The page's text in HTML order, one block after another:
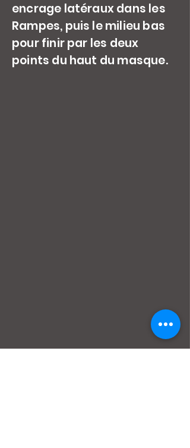
encrage latéraux dans les
Rampes, puis le milieu bas
pour finir par les deux
points du haut du masque.